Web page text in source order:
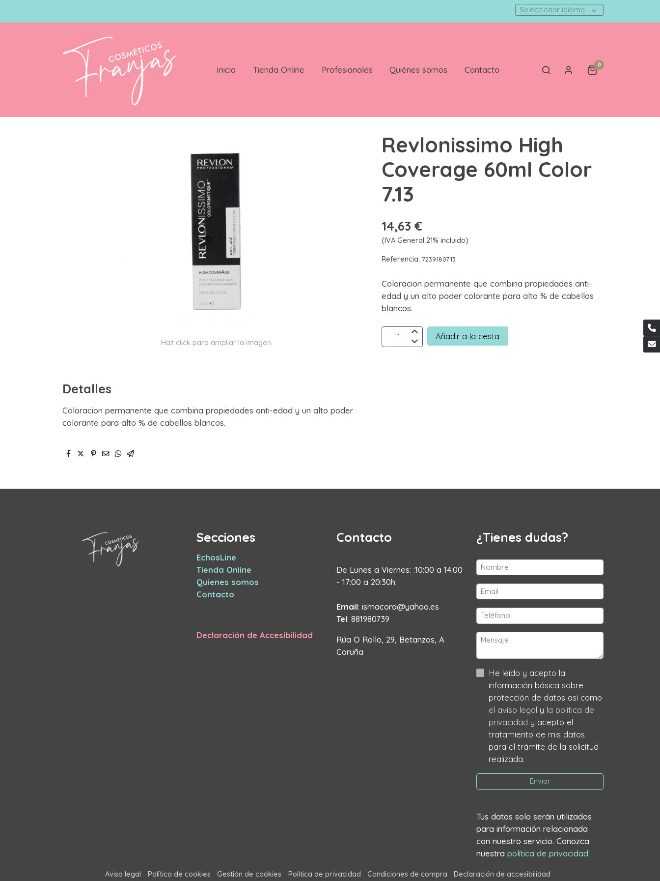
Seleccionar idioma
Inicio Tienda Online Profesionales Quiénes somos Contacto 0
Revlonissimo High Coverage 60ml Color 7.13
Haz click para ampliar la imagen
Detalles
Coloracion permanente que combina propiedades anti-edad y un alto poder
colorante para alto % de cabellos blancos.
Revlonissimo High
Coverage 60ml Color
7.13
14,63 €
(IVA General 21% incluido)
Referencia:7239180713
Coloracion permanente que combina propiedades anti-
edad y un alto poder colorante para alto % de cabellos
blancos.
Añadir a la cesta
Secciones
EchosLine
Tienda Online
Quienes somos
Contacto
Declaración de Accesibilidad
Contacto
De Lunes a Viernes: :10:00 a 14:00
- 17:00 a 20:30h.
Email: ismacoro@yahoo.es
Tel: 881980739
Rúa O Rollo, 29, Betanzos, A
Coruña
¿Tienes dudas?
He leído y acepto la
información básica sobre
protección de datos asi como
el aviso legal y la política de
privacidad y acepto el
tratamiento de mis datos
para el trámite de la solicitud
realizada.
Enviar
Tus datos solo serán utilizados
para información relacionada
con nuestro servicio. Conozca
nuestra política de privacidad.
Aviso legal Política de cookies Gestión de cookies Política de privacidad Condiciones de compra Declaración de accesibilidad